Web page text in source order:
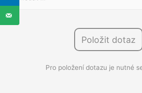
y
h
Položit dotaz
Pro položení dotazu je nutné